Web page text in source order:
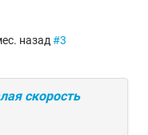
назад #3
скорость